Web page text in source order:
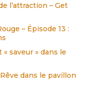
l’attraction – Get
– Épisode 13 :
« saveur » dans le
dans le pavillon